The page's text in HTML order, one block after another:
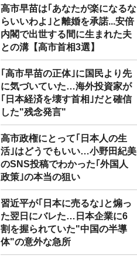
高市早苗は｢あなたが楽になるな
らいいわよ｣と離婚を承諾...安倍
内閣で出世する間に生まれた夫
との溝【高市首相3選】
｢高市早苗の正体｣に国民より先
に気づいていた…海外投資家が
｢日本経済を壊す首相｣だと確信
した"残念発言"
高市政権にとって｢日本人の生
活｣はどうでもいい…小野田紀美
のSNS投稿でわかった｢外国人
政策｣の本当の狙い
習近平が｢日本に売るな｣と煽っ
た翌日にバレた…日本企業に6
割を握られていた"中国の半導
体"の意外な急所